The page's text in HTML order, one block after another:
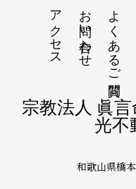
よくあるご質問
お問い合わせ
アクセス
宗教法人 眞
光不
和歌山県橋